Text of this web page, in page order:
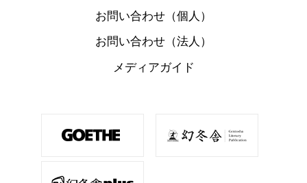
お問い合わせ（個人）
お問い合わせ（法人）
メディアガイド